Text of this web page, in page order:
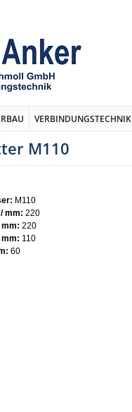
VERBINDUNGSTECHNIK
M110
M110
mm: 220
mm: 220
mm: 110
60